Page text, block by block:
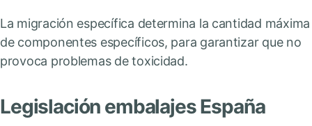
La migración específica determina la cantidad máxima
de componentes específicos, para garantizar que no
provoca problemas de toxicidad.
Legislación embalajes España